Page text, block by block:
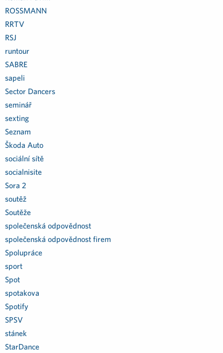
ROSSMANN
RRTV
RSJ
runtour
SABRE
sapeli
Sector Dancers
seminář
sexting
Seznam
Škoda Auto
sociální sítě
socialnisite
Sora 2
soutěž
Soutěže
společenská odpovědnost
společenská odpovědnost firem
Spolupráce
sport
Spot
spotakova
Spotify
SPSV
stánek
StarDance